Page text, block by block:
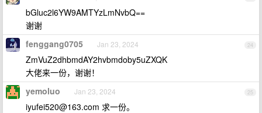
bGluc2l6YW9AMTYzLmNvbQ==
谢谢
24
fenggang0705 Jan 23, 2024
ZmVuZ2dhbmdAY2hvbmdoby5uZXQK
大佬来一份，谢谢！
25
yemoluo Jan 23, 2024
iyufei520@163.com 求一份。